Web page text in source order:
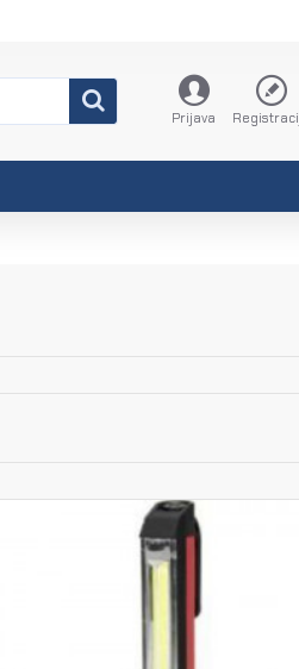
Prijava